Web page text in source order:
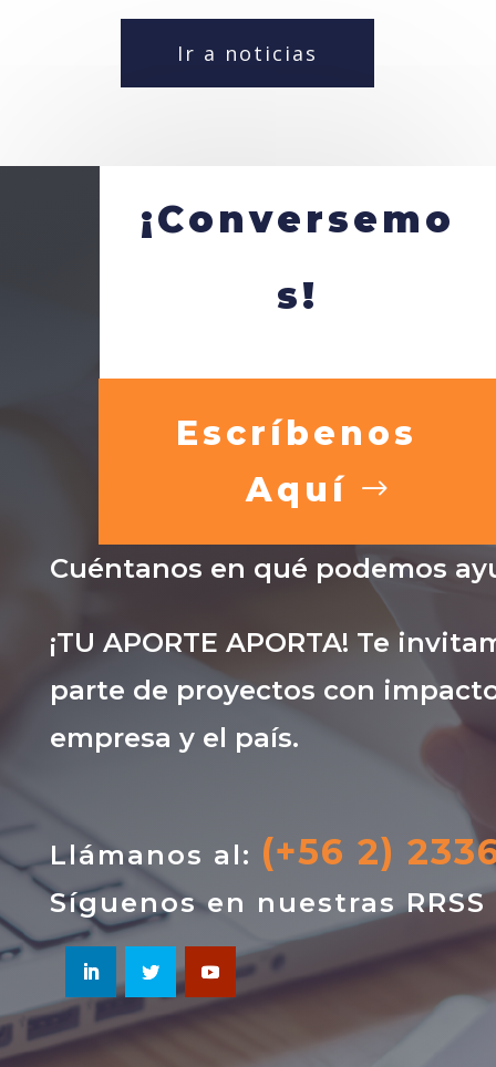
Ir a noticias
¡Conversemo
s!
Escríbenos
Aquí
Cuéntanos en qué podemos
¡TU APORTE APORTA! Te
parte de proyectos con
empresa y el país.
Llámanos al: (+56 2)
Síguenos en nuestras RRSS